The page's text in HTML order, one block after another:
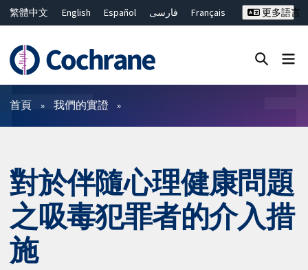
繁體中文 English Español فارسی
Français
ไทย
简体中文
更多語言
篩選條件
首頁 我們的實證
對於伴隨心理健康問題
之吸毒犯罪者的介入措
施